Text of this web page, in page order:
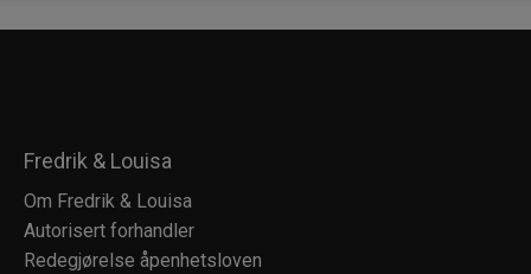
Fredrik & Louisa
Om Fredrik & Louisa
Autorisert forhandler
Redegjørelse åpenhetsloven